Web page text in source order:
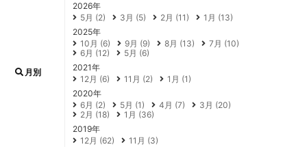
月別
2026年
5月 (2)
3月 (5) 2月 (11)
1月 (13)
2025年
10月 (6)
9月 (9) 8月 (13)
7月 (10)
6月 (12)
5月 (6)
2021年
12月 (6)
11月 (2)
1月 (1)
2020年
6月 (2)
5月 (1) 4月 (7)
3月 (20)
2月 (18)
1月 (36)
2019年
12月 (62)
11月 (3)